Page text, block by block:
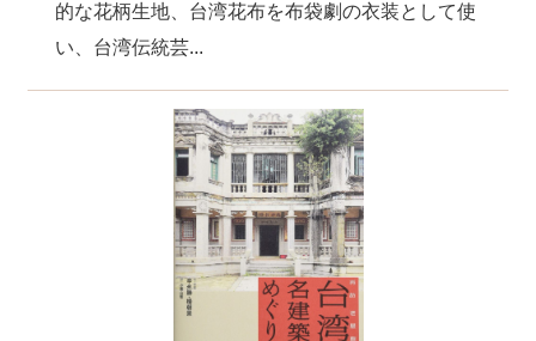
的な花柄生地、台湾花布を布袋劇の衣装として使
い、台湾伝統芸...